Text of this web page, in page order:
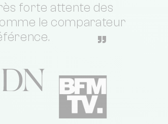
forte attente des
le comparateur
”